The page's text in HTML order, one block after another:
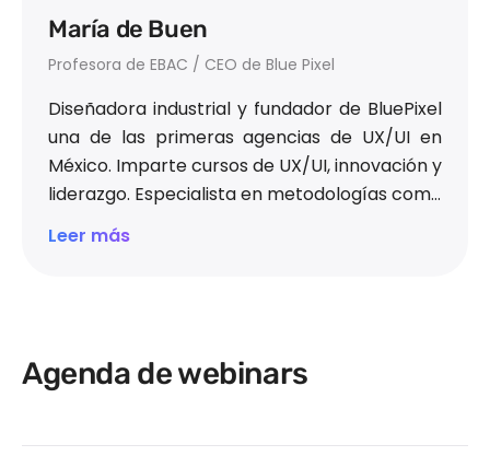
María de Buen
Profesora de EBAC / CEO de Blue Pixel
Diseñadora industrial y fundador de BluePixel
una de las primeras agencias de UX/UI en
México. Imparte cursos de UX/UI, innovación y
liderazgo. Especialista en metodologías como
Design Thinking y Lean Startup y Diseño
Leer más
Agenda de webinars